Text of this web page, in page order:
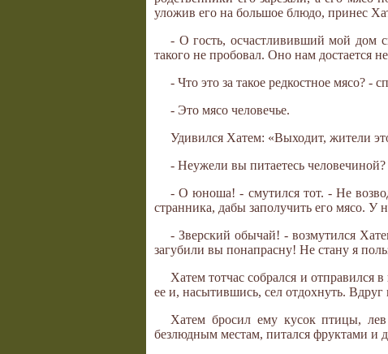
уложив его на большое блюдо, принес
- О гость, осчастлививший мой дом
такого не пробовал. Оно нам достается
- Что это за такое редкостное мясо? -
- Это мясо человечье.
Удивился Хатем: «Выходит, жители
- Неужели вы питаетесь
- О юноша! - смутился тот. - Не
странника, дабы заполучить его мясо. У
- Зверский обычай! - возмутился
загубили вы понапрасну! Не стану я
Хатем тотчас собрался и отправился
ее и, насытившись, сел отдохнуть. Вдруг
Хатем бросил ему кусок птицы,
безлюдным местам, питался фруктами и